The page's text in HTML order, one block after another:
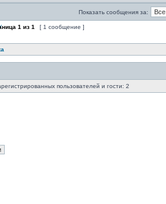
Показать сообщения за:
1 из 1 [ 1 сообщение ]
пользователей и гости: 2